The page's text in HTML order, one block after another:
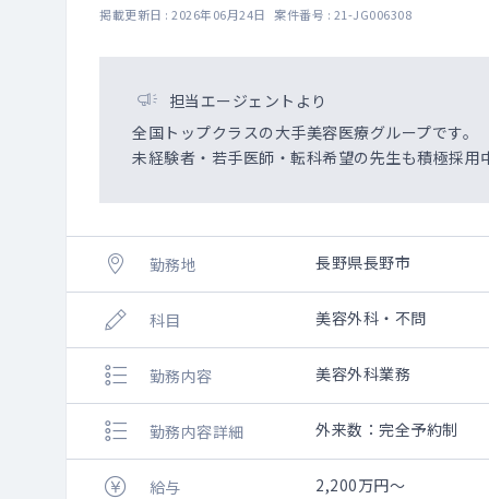
掲載更新日 : 2026年06月24日 案件番号 : 21-JG006308
担当エージェントより
全国トップクラスの大手美容医療グループです。
未経験者・若手医師・転科希望の先生も積極採用
勤務地 長野県長野市
科目 美容外科・不問
勤務内容 美容外科業務
勤務内容詳細 外来数：完全予約制
給与 2,200万円～